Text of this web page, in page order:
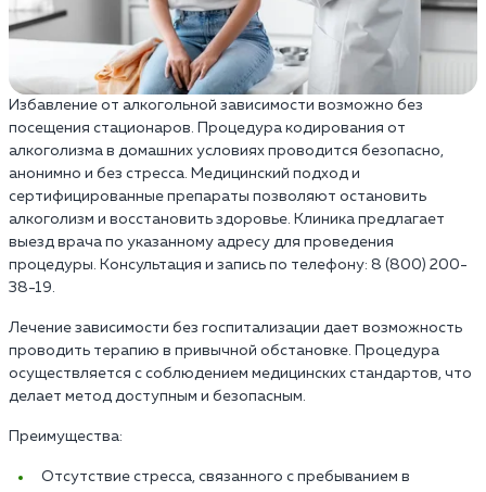
Избавление от алкогольной зависимости возможно без
посещения стационаров. Процедура кодирования от
алкоголизма в домашних условиях проводится безопасно,
анонимно и без стресса. Медицинский подход и
сертифицированные препараты позволяют остановить
алкоголизм и восстановить здоровье. Клиника предлагает
выезд врача по указанному адресу для проведения
процедуры. Консультация и запись по телефону: 8 (800) 200-
38-19.
Лечение зависимости без госпитализации дает возможность
проводить терапию в привычной обстановке. Процедура
осуществляется с соблюдением медицинских стандартов, что
делает метод доступным и безопасным.
Преимущества:
Отсутствие стресса, связанного с пребыванием в